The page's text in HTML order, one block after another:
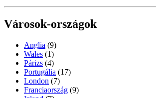
Városok-országok
Anglia (9)
Wales (1)
Párizs (4)
Portugália (17)
London (7)
Franciaország (9)